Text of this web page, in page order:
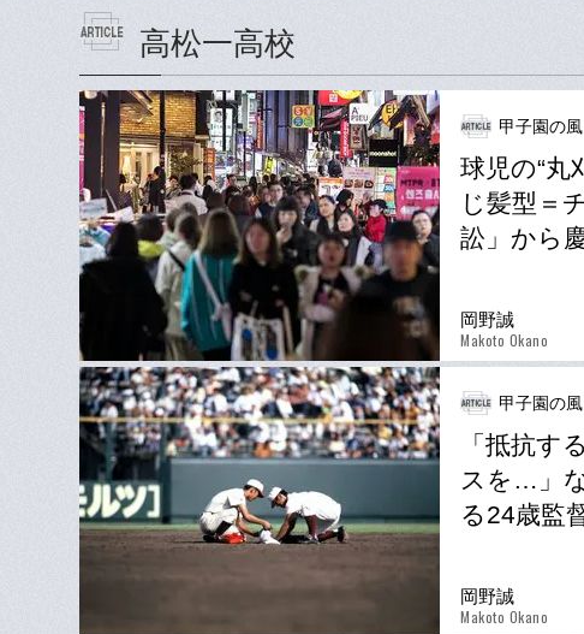
高松一高校
甲子園の風
球児の“丸
じ髪型＝
訟」から
岡野誠
Makoto Okano
甲子園の風
「抵抗す
スを…」
る24歳監
岡野誠
Makoto Okano